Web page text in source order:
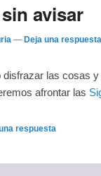
avisar
— Deja una respuesta
las cosas
afrontar las
respuesta